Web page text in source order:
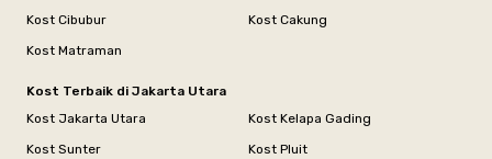
Kost Cibubur
Kost Cakung
Kost Matraman
Kost Terbaik di Jakarta Utara
Kost Jakarta Utara
Kost Kelapa Gading
Kost Sunter
Kost Pluit